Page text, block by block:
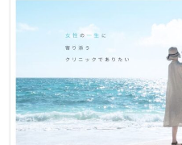
全体として、ウィメンズヘル
性の一生に寄り添う医療”と
ンと読みやすい構成を通じ
に仕上がっています。
入れることで、クリニック
現。藤色をアクセントとし
クらしい品の良さと落ち着
ジュアルには院内の上質な
採用し、美容皮膚科専門サ
した。
コンテンツ面では、診療内